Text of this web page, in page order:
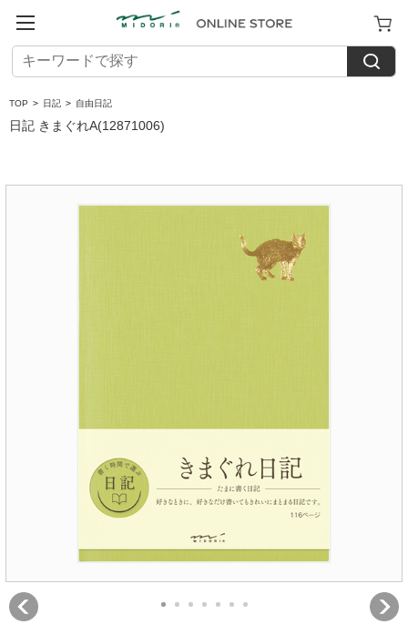
TOP > 日記 > 自由日記
日記 きまぐれA(12871006)